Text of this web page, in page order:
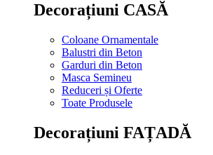
Decorațiuni CASĂ
Coloane Ornamentale
Balustri din Beton
Garduri din Beton
Masca Semineu
Reduceri și Oferte
Toate Produsele
Decorațiuni FAȚADĂ